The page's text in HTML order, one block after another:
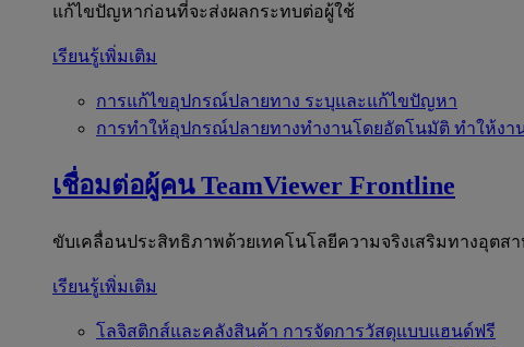
แก้ไขปัญหาก่อนที่จะส่งผลกระทบต่อผู้ใช้
เรียนรู้เพิ่มเติม
การแก้ไขอุปกรณ์ปลายทาง ระบุและแก้ไขปัญหา
การทำให้อุปกรณ์ปลายทางทำงานโดยอัตโนมัติ ทำให้งา
เชื่อมต่อผู้คน TeamViewer Frontline
ขับเคลื่อนประสิทธิภาพด้วยเทคโนโลยีความจริงเสริมทางอุตส
เรียนรู้เพิ่มเติม
โลจิสติกส์และคลังสินค้า การจัดการวัสดุแบบแฮนด์ฟรี